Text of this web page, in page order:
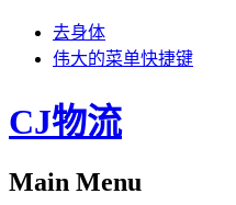
去身体
伟大的菜单快捷键
CJ物流
Main Menu